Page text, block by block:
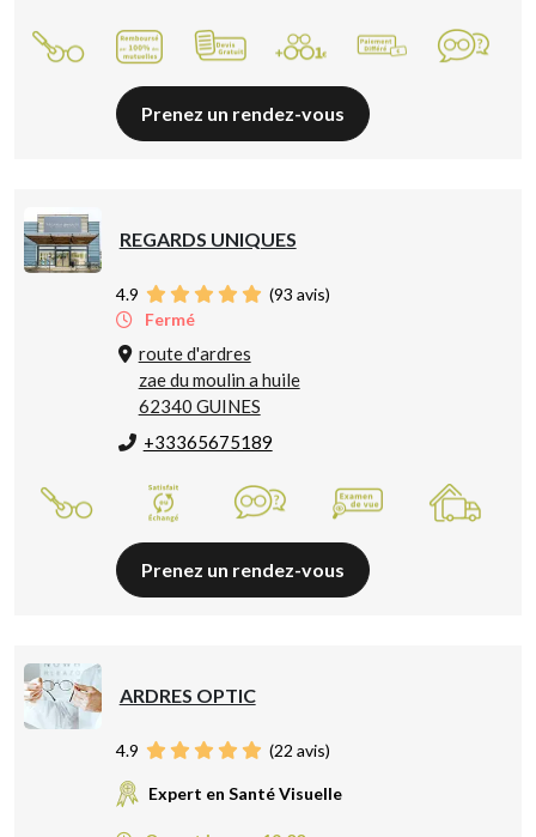
Prenez un rendez-vous
REGARDS UNIQUES
4.9 (93 avis)
Fermé
route d'ardres
zae du moulin a huile
62340 GUINES
+33365675189
Prenez un rendez-vous
ARDRES OPTIC
4.9 (22 avis)
Expert en Santé Visuelle